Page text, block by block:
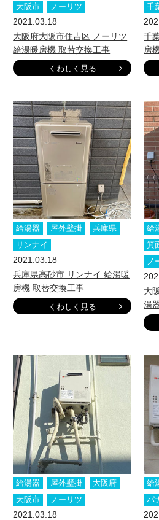
大阪市 ノーリツ
2021.03.18
大阪府大阪市住吉区 ノーリツ
給湯暖房機 取替交換工事
くわしく見る
千
千
房
給湯器 屋外壁掛
兵庫県
リンナイ
2021.03.18
兵庫県高砂市 リンナイ 給湯暖
房機 取替交換工事
くわしく見る
給
箕
ノ
大
湯
給湯器 屋外壁掛
大阪府
大阪市
ノーリツ
2021.03.18
給
パ